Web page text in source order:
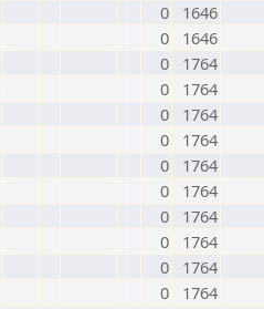
0
1646
0
1646
0
1764
0
1764
0
1764
0
1764
0
1764
0
1764
0
1764
0
1764
0
1764
0 1764